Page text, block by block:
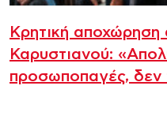
Κρητική
Καρυστιανού:
προσωποπαγές, δεν